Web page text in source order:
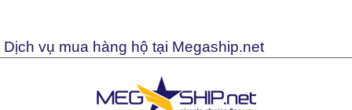
Dịch vụ mua hàng hộ tại Megaship.net